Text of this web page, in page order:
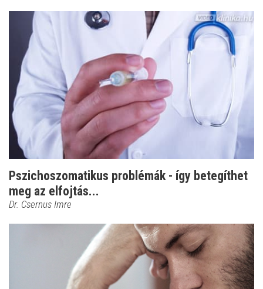
Pszichoszomatikus problémák - így betegíthet
meg az elfojtás...
Dr. Csernus Imre